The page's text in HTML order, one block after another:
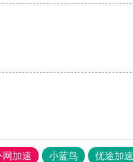
加速 小蓝鸟 优途加